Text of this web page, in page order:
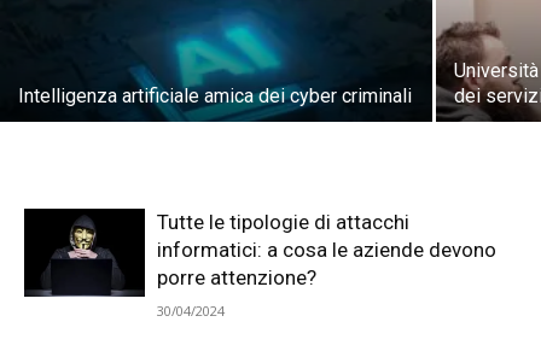
Intelligenza artificiale amica dei cyber criminali
dei
Tutte le tipologie di attacchi
informatici: a cosa le aziende devono
porre attenzione?
30/04/2024